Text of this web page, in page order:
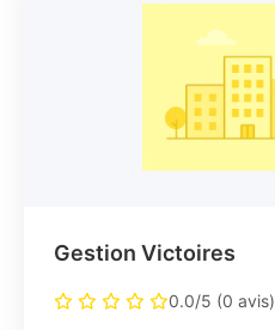
Gestion Victoires
0.0/5 (0 avis)